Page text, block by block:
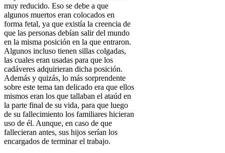
muy reducido. Eso se debe a que
algunos muertos eran colocados en
forma fetal, ya que existía la creencia de
que las personas debían salir del mundo
en la misma posición en la que entraron.
Algunos incluso tienen sillas colgadas,
las cuales eran usadas para que los
cadáveres adquirieran dicha posición.
Además y quizás, lo más sorprendente
sobre este tema tan delicado era que ellos
mismos eran los que tallaban el ataúd en
la parte final de su vida, para que luego
de su fallecimiento los familiares hicieran
uso de él. Aunque, en caso de que
fallecieran antes, sus hijos serían los
encargados de terminar el trabajo.